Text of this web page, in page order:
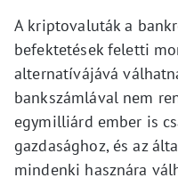
A kriptovaluták a
befektetések feletti
alternatívájává
bankszámlával nem
egymilliárd ember is
gazdasághoz, és az
mindenki hasznára